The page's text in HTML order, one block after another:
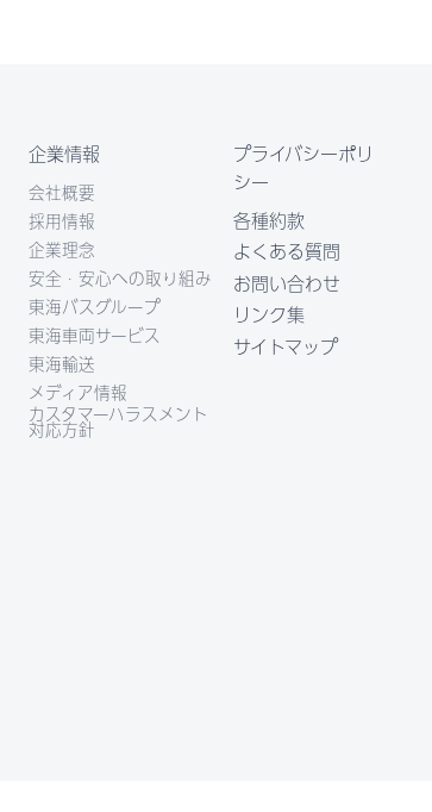
企業情報
会社概要
採用情報
企業理念
安全・安心への取り組み
東海バスグループ
東海車両サービス
東海輸送
メディア情報
カスタマーハラスメント
対応方針
プライバシーポリ
シー
各種約款
よくある質問
お問い合わせ
リンク集
サイトマップ